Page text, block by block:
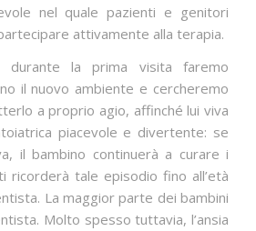
nel quale pazienti e genitori
attivamente alla terapia.
durante la prima visita faremo
il nuovo ambiente e cercheremo
a proprio agio, affinché lui viva
piacevole e divertente: se
il bambino continuerà a curare i
ricorderà tale episodio fino all’età
La maggior parte dei bambini
Molto spesso tuttavia, l’ansia